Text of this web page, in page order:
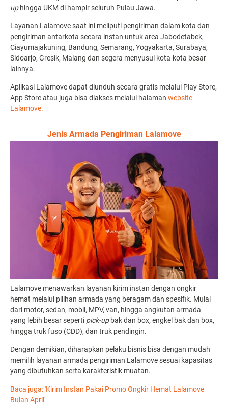
uphingga UKM di hampir seluruh Pulau Jawa.
Layanan Lalamove saat ini meliputi pengiriman dalam kota dan
pengiriman antarkota secara instan untuk area Jabodetabek,
Ciayumajakuning, Bandung, Semarang, Yogyakarta, Surabaya,
Sidoarjo, Gresik, Malang dan segera menyusul kota-kota besar
lainnya.
Aplikasi Lalamove dapat diunduh secara gratis melalui Play Store,
App Store atau juga bisa diakses melalui halaman website
Lalamove.
Jenis Armada Pengiriman Lalamove
Lalamove menawarkan layanan kirim instan dengan ongkir
hemat melalui pilihan armada yang beragam dan spesifik. Mulai
dari motor, sedan, mobil, MPV, van, hingga angkutan armada
yang lebih besar seperti pick-up bak dan box,engkel bak dan box,
hingga truk fuso (CDD), dan truk pendingin.
Dengan demikian, diharapkan pelaku bisnis bisa dengan mudah
memilih layanan armada pengiriman Lalamove sesuai kapasitas
yang dibutuhkan serta karakteristik muatan.
Baca juga: 'Kirim Instan Pakai Promo Ongkir Hemat Lalamove
Bulan April'